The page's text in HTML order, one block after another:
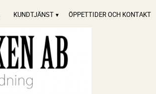
KUNDTJÄNST ÖPPETTIDER OCH KONTAKT